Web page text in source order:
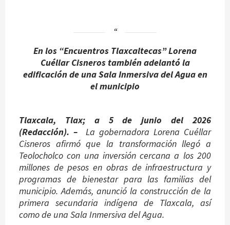
En los “Encuentros Tlaxcaltecas” Lorena
Cuéllar Cisneros también adelantó la
edificación de una Sala Inmersiva del Agua en
el municipio
Tlaxcala, Tlax; a 5 de junio del 2026
(Redacción). – La gobernadora Lorena Cuéllar
Cisneros afirmó que la transformación llegó a
Teolocholco con una inversión cercana a los 200
millones de pesos en obras de infraestructura y
programas de bienestar para las familias del
municipio. Además, anunció la construcción de la
primera secundaria indígena de Tlaxcala, así
como de una Sala Inmersiva del Agua.